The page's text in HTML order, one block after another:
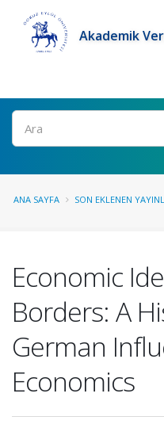
Akademik
Ara
ANA SAYFA SON EKLENEN
Economic
Borders: A
German
Economics